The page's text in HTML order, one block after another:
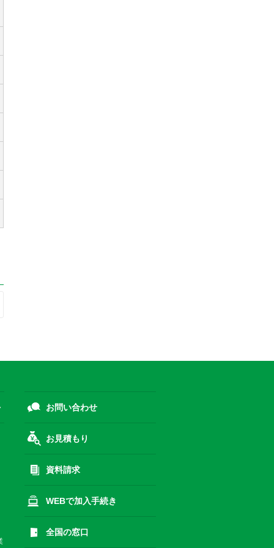
お問い合わせ
お見積もり
資料請求
WEBで加入手続き
全国の窓口